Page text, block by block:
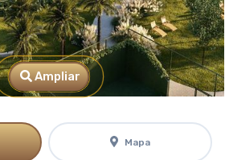
Ampliar
Mapa